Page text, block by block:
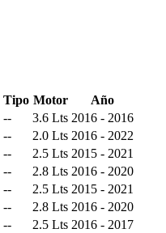
Tipo Motor
Año
-- 3.6 Lts 2016 - 2016
-- 2.0 Lts 2016 - 2022
-- 2.5 Lts 2015 - 2021
-- 2.8 Lts 2016 - 2020
-- 2.5 Lts 2015 - 2021
-- 2.8 Lts 2016 - 2020
-- 2.5 Lts 2016 - 2017